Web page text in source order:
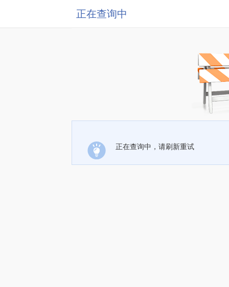
正在查询中
正在查询中，请刷新重试